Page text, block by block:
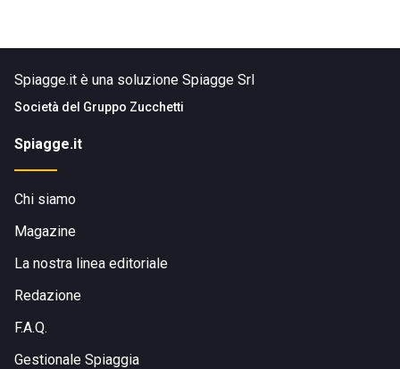
Spiagge.it è una soluzione Spiagge Srl
Società del Gruppo Zucchetti
Spiagge.it
Chi siamo
Magazine
La nostra linea editoriale
Redazione
F.A.Q.
Gestionale Spiaggia